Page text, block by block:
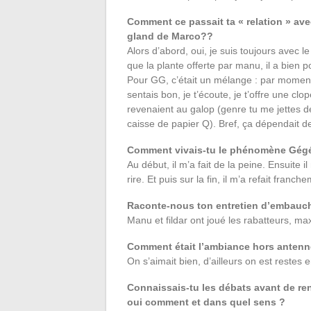
Comment ce passait ta « relation »
gland de Marco??
Alors d’abord, oui, je suis toujours avec
que la plante offerte par manu, il a bien
Pour GG, c’était un mélange : par
sentais bon, je t’écoute, je t’offre une
revenaient au galop (genre tu me jettes
caisse de papier Q). Bref, ça dépendait
Comment vivais-tu le phénomène
Au début, il m’a fait de la peine. Ensuite
rire. Et puis sur la fin, il m’a refait
Raconte-nous ton entretien
Manu et fildar ont joué les rabatteurs,
Comment était l’ambiance hors
On s’aimait bien, d’ailleurs on est restes
Connaissais-tu les débats avant de
oui comment et dans quel sens ?